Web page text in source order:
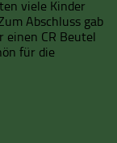
viele Kinder
Abschluss gab
einen CR Beutel
für die